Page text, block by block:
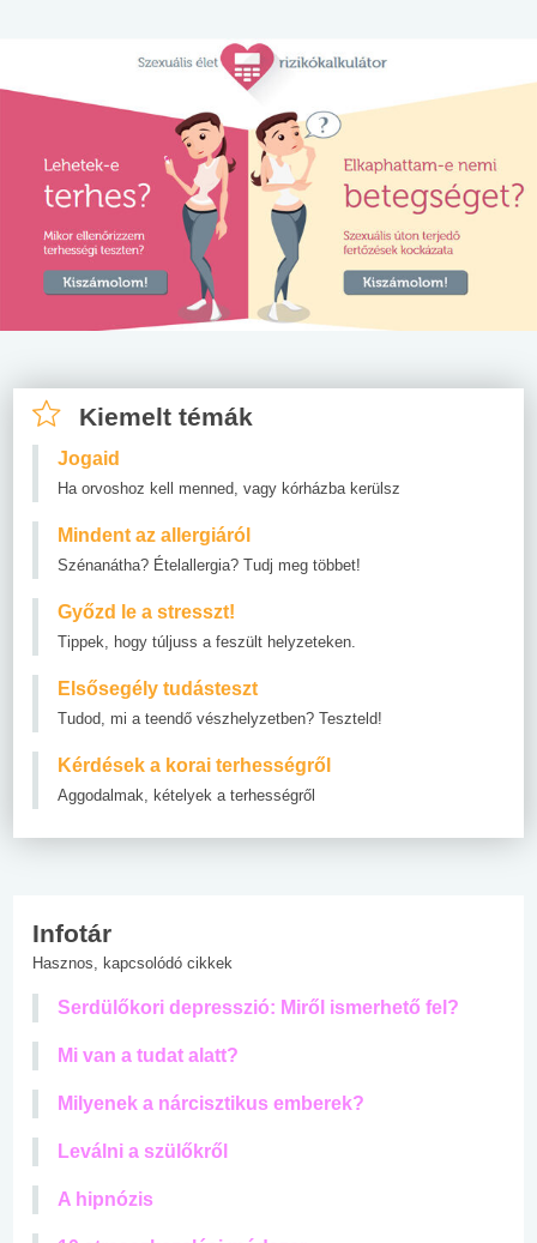
Kiemelt témák
Jogaid
Ha orvoshoz kell menned, vagy kórházba kerülsz
Mindent az allergiáról
Szénanátha? Ételallergia? Tudj meg többet!
Győzd le a stresszt!
Tippek, hogy túljuss a feszült helyzeteken.
Elsősegély tudásteszt
Tudod, mi a teendő vészhelyzetben? Teszteld!
Kérdések a korai terhességről
Aggodalmak, kételyek a terhességről
Infotár
Hasznos, kapcsolódó cikkek
Serdülőkori depresszió: Miről ismerhető fel?
Mi van a tudat alatt?
Milyenek a nárcisztikus emberek?
Leválni a szülőkről
A hipnózis